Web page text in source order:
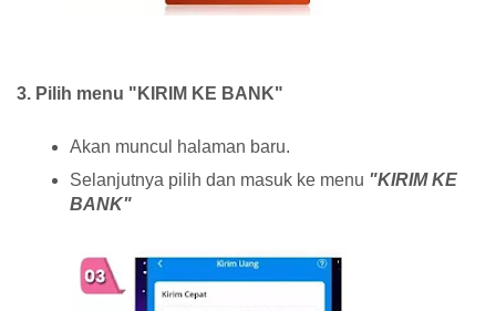
3. Pilih menu "KIRIM KE BANK"
Akan muncul halaman baru.
Selanjutnya pilih dan masuk ke menu "KIRIM KE
BANK"